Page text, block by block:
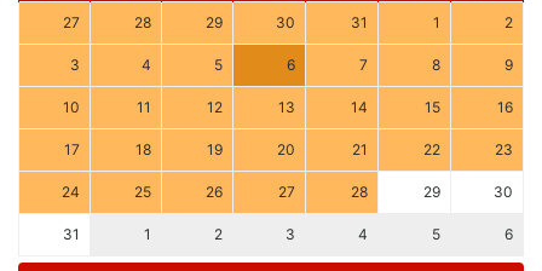
27 28 29 30 31 1 2
3 4 5 6 7 8 9
10 11 12 13 14 15 16
17 18 19 20 21 22 23
24 25 26 27 28 29 30
31 1 2 3 4 5 6